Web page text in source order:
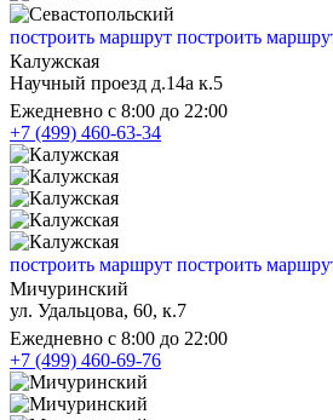
построить маршрут построить
Калужская
Научный проезд д.14а к.5
Ежедневно с 8:00 до 22:00
+7 (499) 460-63-34
построить маршрут построить
Мичуринский
ул. Удальцова, 60, к.7
Ежедневно с 8:00 до 22:00
+7 (499) 460-69-76